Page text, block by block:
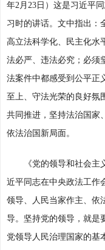
年2月23日）这是习近平
习时的讲话。文中指出：
高立法科学化、民主化水
法必严、违法必究；必须
法案件中都感受到公平正
至上、守法光荣的良好氛
共同推进，坚持法治国家
依法治国新局面。
《党的领导和社会主义
近平同志在中央政法工作
领导、人民当家作主、依
导。坚持党的领导，就是
党领导人民治理国家的基